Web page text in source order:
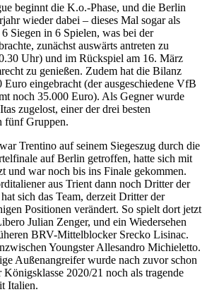
beginnt die K.o.-Phase, und die Berlin
wieder dabei – dieses Mal sogar als
Siegen in 6 Spielen, was bei der
zunächst auswärts antreten zu
Uhr) und im Rückspiel am 16. März
zu genießen. Zudem hat die Bilanz
Euro eingebracht (der ausgeschiedene VfB
noch 35.000 Euro). Als Gegner wurde
zugelost, einer der drei besten
fünf Gruppen.
Trentino auf seinem Siegeszug durch die
auf Berlin getroffen, hatte sich mit
und war noch bis ins Finale gekommen.
aus Trient dann noch Dritter der
sich das Team, derzeit Dritter der
Positionen verändert. So spielt dort jetzt
Julian Zenger, und ein Wiedersehen
BRV-Mittelblocker Srecko Lisinac.
Youngster Allesandro Michieletto.
Außenangreifer wurde nach zuvor schon
2020/21 noch als tragende
Italien.